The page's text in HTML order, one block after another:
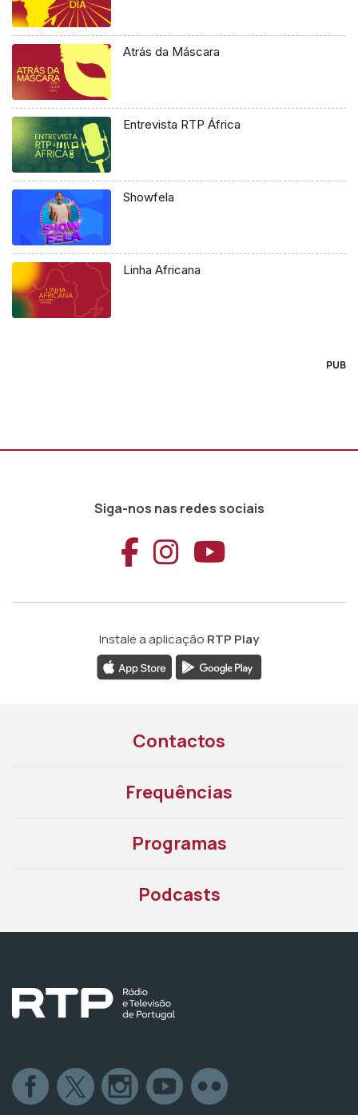
Atrás da Máscara
Entrevista RTP África
Showfela
Linha Africana
PUB
Siga-nos nas redes sociais
Aceder ao
Aceder ao
Aceder
Instale a aplicação RTP Play
Contactos
Frequências
Programas
Podcasts